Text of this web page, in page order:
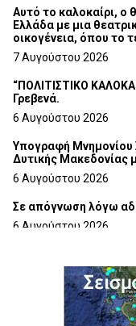
Αυτό το καλοκαίρι, ο
Ελλάδα με μια
οικογένεια,
7 Αυγούστου 2026
“ΠΟΛΙΤΙΣΤΙΚΟ
Γρεβενά.
6 Αυγούστου 2026
Υπογραφή Μνημονίου
Δυτικής Μακεδονίας
6 Αυγούστου 2026
Σε απόγνωση λόγω
6 Αυγούστου 2026
6 Αυγούστου 2026
Ολοκληρώνεται η